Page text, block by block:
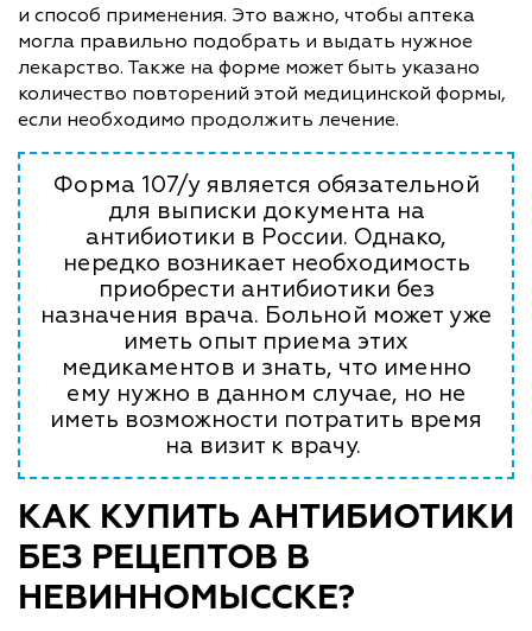
и способ применения. Это важно, чтобы аптека
могла правильно подобрать и выдать нужное
лекарство. Также на форме может быть указано
количество повторений этой медицинской формы,
если необходимо продолжить лечение.
Форма 107/у является обязательной
для выписки документа на
антибиотики в России. Однако,
нередко возникает необходимость
приобрести антибиотики без
назначения врача. Больной может уже
иметь опыт приема этих
медикаментов и знать, что именно
ему нужно в данном случае, но не
иметь возможности потратить время
на визит к врачу.
КАК КУПИТЬ АНТИБИОТИКИ
БЕЗ РЕЦЕПТОВ В
НЕВИННОМЫССКЕ?